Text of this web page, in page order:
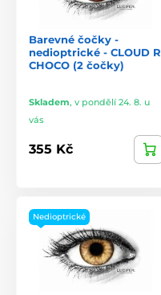
Barevné čočky -
nedioptrické - CLOUD R
CHOCO (2 čočky)
Skladem, v pondělí 24. 8. u
vás
355 Kč
Nedioptrické